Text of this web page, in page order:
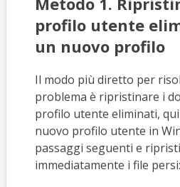
profilo utente
un nuovo profilo
Il modo più diretto per
problema è ripristinare i
profilo utente eliminati,
nuovo profilo utente in
passaggi seguenti e
immediatamente i file persi: